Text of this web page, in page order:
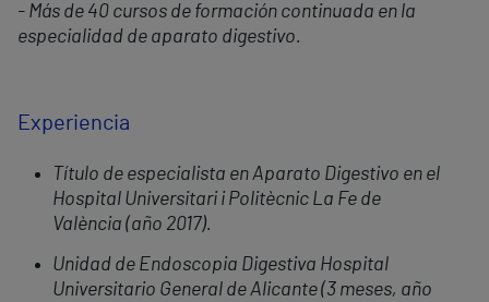
- Más de 40 cursos de formación continuada en la
especialidad de aparato digestivo.
Experiencia
Título de especialista en Aparato Digestivo en el
Hospital Universitari i Politècnic La Fe de
València (año 2017).
Unidad de Endoscopia Digestiva Hospital
Universitario General de Alicante (3 meses, año